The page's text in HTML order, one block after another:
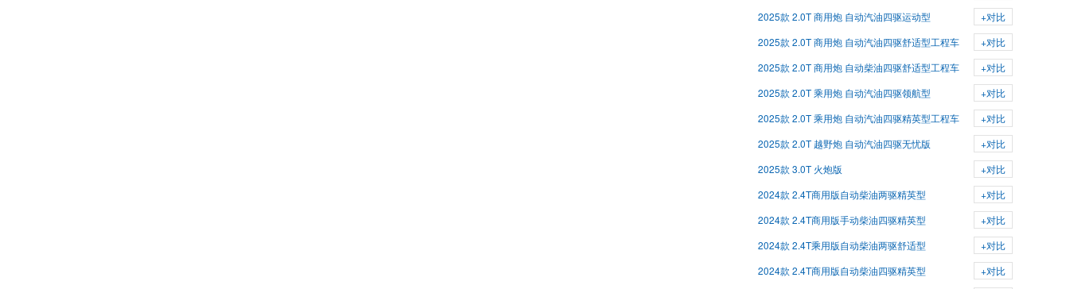
+对比
2025款 2.0T 商用炮 自动汽油四驱运动型
+对比
2025款 2.0T 商用炮 自动汽油四驱舒适型工程车
+对比
2025款 2.0T 商用炮 自动柴油四驱舒适型工程车
+对比
2025款 2.0T 乘用炮 自动汽油四驱领航型
+对比
2025款 2.0T 乘用炮 自动汽油四驱精英型工程车
+对比
2025款 2.0T 越野炮 自动汽油四驱无忧版
+对比
2025款 3.0T 火炮版
+对比
2024款 2.4T商用版自动柴油两驱精英型
+对比
2024款 2.4T商用版手动柴油四驱精英型
+对比
2024款 2.4T乘用版自动柴油两驱舒适型
+对比
2024款 2.4T商用版自动柴油四驱精英型